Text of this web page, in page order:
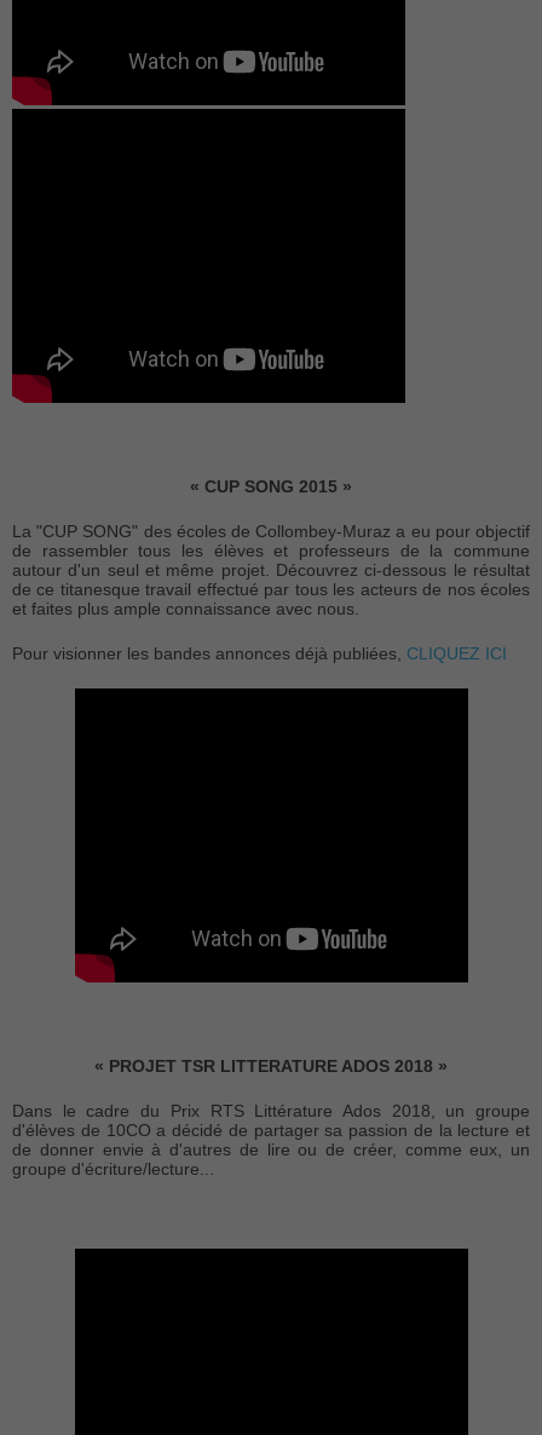
« CUP SONG 2015 »
La "CUP SONG" des écoles de Collombey-Muraz a eu pour objectif
de rassembler tous les élèves et professeurs de la commune
autour d'un seul et même projet. Découvrez ci-dessous le résultat
de ce titanesque travail effectué par tous les acteurs de nos écoles
et faites plus ample connaissance avec nous.
Pour visionner les bandes annonces déjà publiées, CLIQUEZ ICI
« PROJET TSR LITTERATURE ADOS 2018 »
Dans le cadre du Prix RTS Littérature Ados 2018, un groupe
d'élèves de 10CO a décidé de partager sa passion de la lecture et
de donner envie à d'autres de lire ou de créer, comme eux, un
groupe d'écriture/lecture...